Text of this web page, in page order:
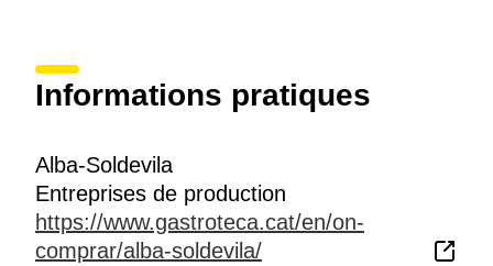
Informations pratiques
Alba-Soldevila
Entreprises de production
https://www.gastroteca.cat/en/on-
comprar/alba-soldevila/